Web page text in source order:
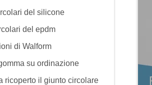
del silicone
del epdm
di Walform
su ordinazione
ricoperto il giunto circolare